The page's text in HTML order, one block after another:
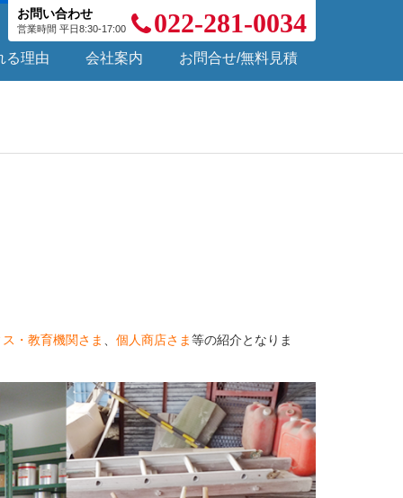
る理由 会社案内 お問合せ/無料見積
お問い合わせ
営業時間 平日8:30-17:00 022-281-0034
・教育機関さま 個人商店さま等の紹介となりま